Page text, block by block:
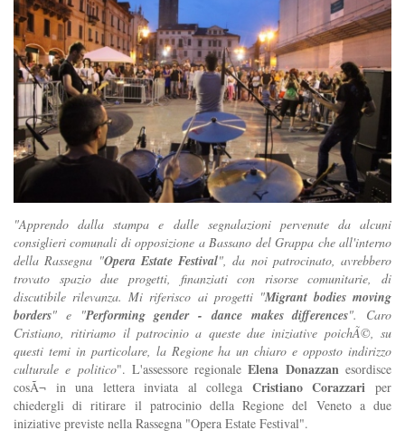
"Apprendo dalla stampa e dalle segnalazioni pervenute da alcuni
consiglieri comunali di opposizione a Bassano del Grappa che all'interno
della Rassegna "Opera Estate Festival", da noi patrocinato, avrebbero
trovato spazio due progetti, finanziati con risorse comunitarie, di
discutibile rilevanza. Mi riferisco ai progetti "Migrant bodies moving
borders" e "Performing gender - dance makes differences". Caro
Cristiano, ritiriamo il patrocinio a queste due iniziative poichÃ©, su
questi temi in particolare, la Regione ha un chiaro e opposto indirizzo
culturale e politico". L'assessore regionaleElena Donazzan esordisce
cosÃ¬ in una lettera inviata al collega Cristiano Corazzari per
chiedergli di ritirare il patrocinio della Regione del Veneto a due
iniziative previste nella Rassegna "Opera Estate Festival".